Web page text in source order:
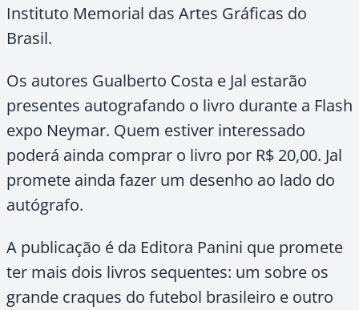
Instituto Memorial das Artes Gráficas do
Brasil.
Os autores Gualberto Costa e Jal estarão
presentes autografando o livro durante a Flash
expo Neymar. Quem estiver interessado
poderá ainda comprar o livro por R$ 20,00. Jal
promete ainda fazer um desenho ao lado do
autógrafo.
A publicação é da Editora Panini que promete
ter mais dois livros sequentes: um sobre os
grande craques do futebol brasileiro e outro